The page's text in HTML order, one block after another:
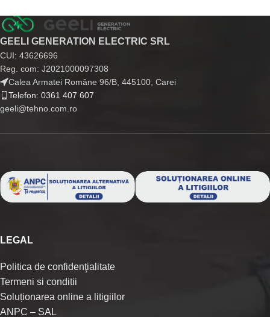
GEELI GENERATION ELECTRIC SRL
CUI: 43626696
Reg. com: J2021000097308
Calea Armatei Române 96/B, 445100, Carei
Telefon: 0361 407 607
geeli@tehno.com.ro
LEGAL
Politica de confidenţialitate
Termeni si conditii
Soluționarea online a litigiilor
ANPC – SAL